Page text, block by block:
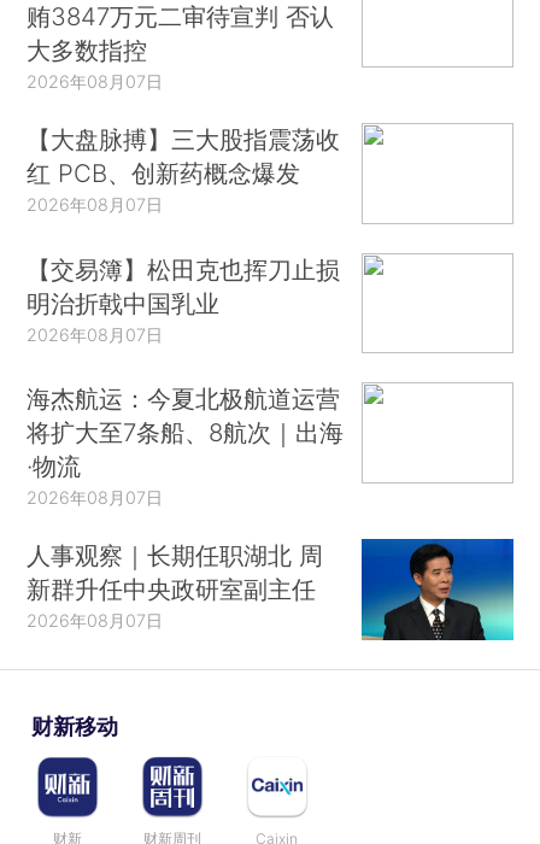
贿3847万元二审待宣判 否认
大多数指控
2026年08月07日
【大盘脉搏】三大股指震荡收
红 PCB、创新药概念爆发
2026年08月07日
【交易簿】松田克也挥刀止损
明治折戟中国乳业
2026年08月07日
海杰航运：今夏北极航道运营
将扩大至7条船、8航次｜出海
·物流
2026年08月07日
人事观察｜长期任职湖北 周
新群升任中央政研室副主任
2026年08月07日
财新移动
财新 财新周刊 Caixin